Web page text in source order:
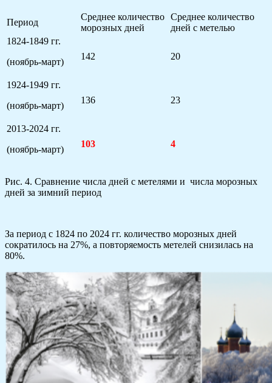
Период
Среднее количество
морозных дней
Среднее количество
дней с метелью
1824-1849 гг.
(ноябрь-март)
142 20
1924-1949 гг.
(ноябрь-март)
136 23
2013-2024 гг.
(ноябрь-март)
103 4
Рис. 4. Сравнение числа дней с метелями и числа морозных
дней за зимний период
За период с 1824 по 2024 гг. количество морозных дней
сократилось на 27%, а повторяемость метелей снизилась на
80%.